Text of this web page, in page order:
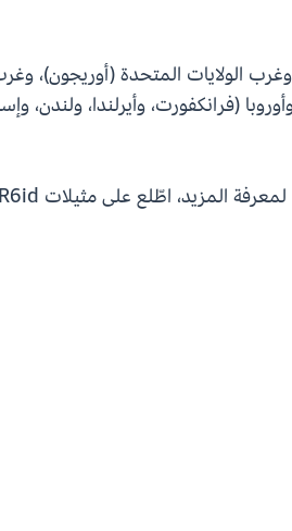
وغرب الولايات المتحدة (أوريجون)،
(فرانكفورت، وأيرلندا، ولندن،